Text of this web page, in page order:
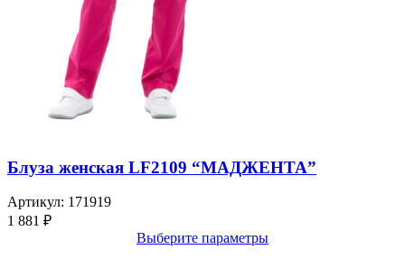
Блуза женская LF2109 “МАДЖЕНТА”
Артикул: 171919
1 881 ₽
Выберите параметры